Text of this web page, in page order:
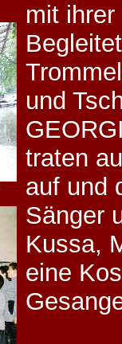
mit
und
traten
auf und
Sänger
Kussa,
eine